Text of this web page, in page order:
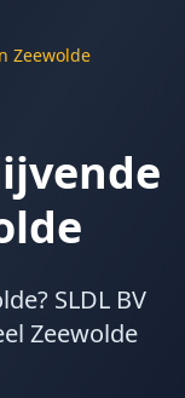
Zeewolde
SLDL BV
Zeewolde